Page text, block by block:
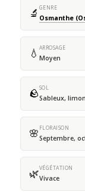
🔬 GENRE
Osmanthe
💧 ARROSAGE
Moyen
🪨SOL
Sableux,
🌸 FLORAISON
Septembre,
🌿VÉGÉTATION
Vivace